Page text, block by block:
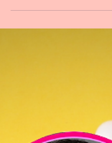
correta de protetor solar.